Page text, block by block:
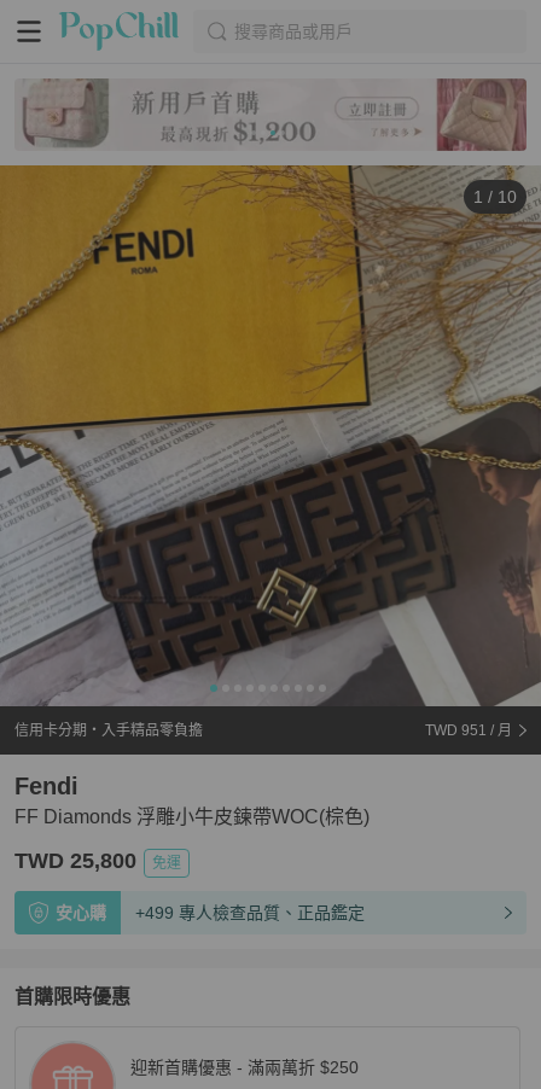
搜尋商品或用戶
1 / 10
信用卡分期・入手精品零負擔 TWD 951 / 月
FF Diamonds 浮雕小牛皮鍊帶WOC(棕色)
Fendi
TWD 25,800 免運
安心購 +499 專人檢查品質、正品鑑定
首購限時優惠
迎新首購優惠 - 滿兩萬折 $250